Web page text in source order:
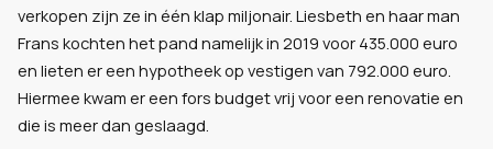
verkopen zijn ze in één klap miljonair. Liesbeth en haar man
Frans kochten het pand namelijk in 2019 voor 435.000 euro
en lieten er een hypotheek op vestigen van 792.000 euro.
Hiermee kwam er een fors budget vrij voor een renovatie en
die is meer dan geslaagd.